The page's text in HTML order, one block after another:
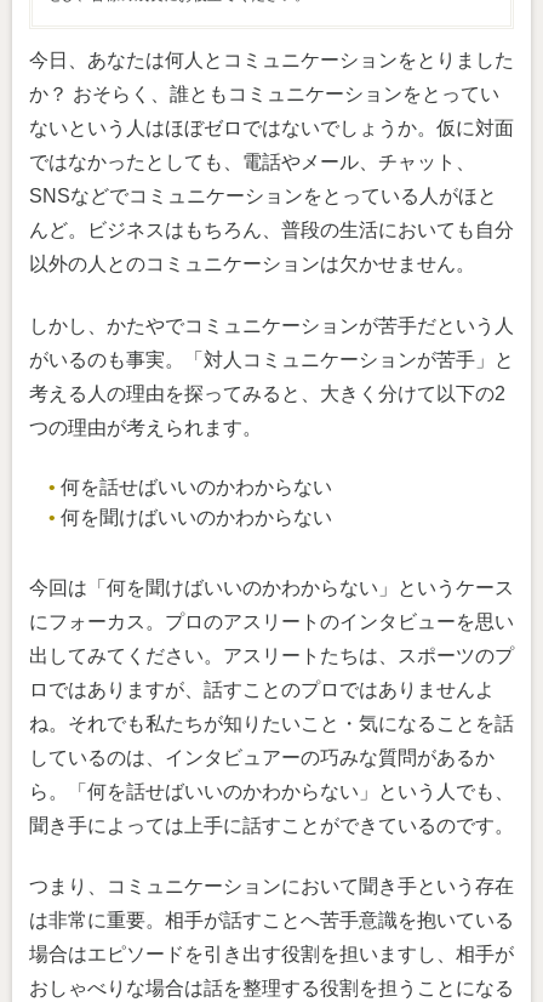
今日、あなたは何人とコミュニケーションをとりました
か？ おそらく、誰ともコミュニケーションをとってい
ないという人はほぼゼロではないでしょうか。仮に対面
ではなかったとしても、電話やメール、チャット、
SNSなどでコミュニケーションをとっている人がほと
んど。ビジネスはもちろん、普段の生活においても自分
以外の人とのコミュニケーションは欠かせません。
しかし、かたやでコミュニケーションが苦手だという人
がいるのも事実。「対人コミュニケーションが苦手」と
考える人の理由を探ってみると、大きく分けて以下の2
つの理由が考えられます。
何を話せばいいのかわからない
何を聞けばいいのかわからない
今回は「何を聞けばいいのかわからない」というケース
にフォーカス。プロのアスリートのインタビューを思い
出してみてください。アスリートたちは、スポーツのプ
ロではありますが、話すことのプロではありませんよ
ね。それでも私たちが知りたいこと・気になることを話
しているのは、インタビュアーの巧みな質問があるか
ら。「何を話せばいいのかわからない」という人でも、
聞き手によっては上手に話すことができているのです。
つまり、コミュニケーションにおいて聞き手という存在
は非常に重要。相手が話すことへ苦手意識を抱いている
場合はエピソードを引き出す役割を担いますし、相手が
おしゃべりな場合は話を整理する役割を担うことになる